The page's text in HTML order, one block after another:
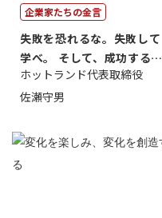
企業家たちの金言
失敗を恐れるな。失敗して
学べ。 そして、成功するま
で挑戦し続...
ホットランド代表取締役
佐瀬守男